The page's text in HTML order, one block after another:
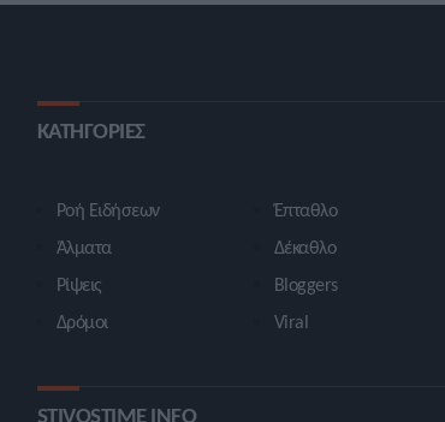
ΚΑΤΗΓΟΡΙΕΣ
Ροή Ειδήσεων
Άλματα
Ρίψεις
Δρόμοι
Έπταθλο
Δέκαθλο
Bloggers
Viral
STIVOSTIME INFO